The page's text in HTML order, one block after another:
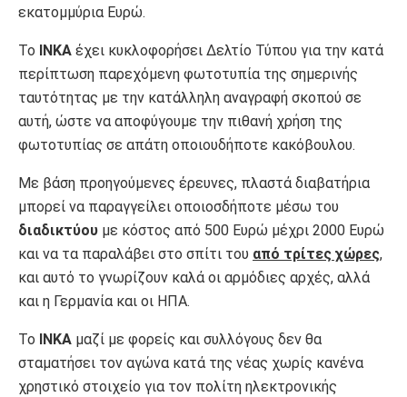
εκατομμύρια Ευρώ.
Το ΙΝΚΑ έχει κυκλοφορήσει Δελτίο Τύπου για την κατά
περίπτωση παρεχόμενη φωτοτυπία της σημερινής
ταυτότητας με την κατάλληλη αναγραφή σκοπού σε
αυτή, ώστε να αποφύγουμε την πιθανή χρήση της
φωτοτυπίας σε απάτη οποιουδήποτε κακόβουλου.
Με βάση προηγούμενες έρευνες, πλαστά διαβατήρια
μπορεί να παραγγείλει οποιοσδήποτε μέσω του
διαδικτύου με κόστος από 500 Ευρώ μέχρι 2000 Ευρώ
και να τα παραλάβει στο σπίτι του από τρίτες χώρες,
και αυτό το γνωρίζουν καλά οι αρμόδιες αρχές, αλλά
και η Γερμανία και οι ΗΠΑ.
Το ΙΝΚΑ μαζί με φορείς και συλλόγους δεν θα
σταματήσει τον αγώνα κατά της νέας χωρίς κανένα
χρηστικό στοιχείο για τον πολίτη ηλεκτρονικής